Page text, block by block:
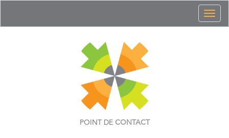
POINT DE CONTACT